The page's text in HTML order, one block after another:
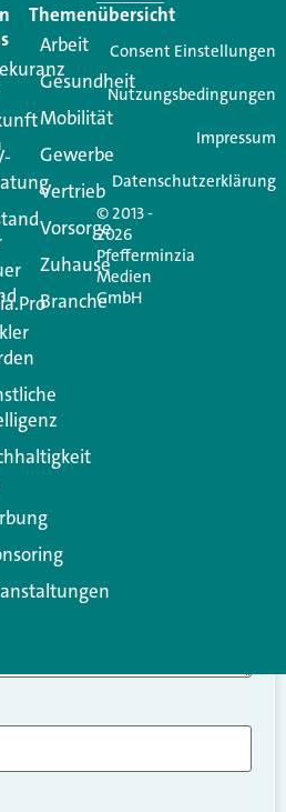
Alles, was
macht. Mit nur einem
einen
nicht veröffentlicht.
mit
Themenübersicht
Arbeit
Gesundheit
Mobilität
Gewerbe
Vertrieb
Vorsorge
Zuhause
Branche
© 2013 -
2026
Pfefferminzia
Medien
GmbH
Consent Einstellungen
Nutzungsbedingungen
Impressum
Datenschutzerklärung